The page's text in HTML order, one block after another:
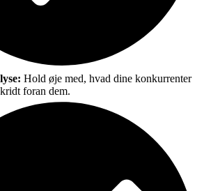
Hold øje med, hvad dine konkurrenter
foran dem.